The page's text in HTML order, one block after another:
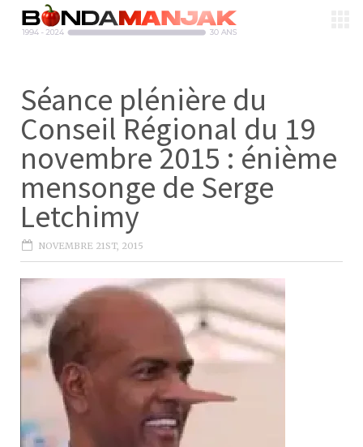
Séance plénière du
Conseil Régional du 19
novembre 2015 : énième
mensonge de Serge
Letchimy
NOVEMBRE 21ST, 2015